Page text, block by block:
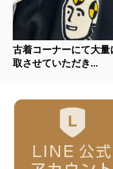
古着コーナーにて大量
取させていただき...